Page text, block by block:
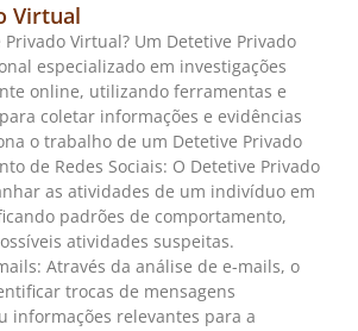
Virtual
Virtual? Um Detetive Privado
especializado em investigações
online, utilizando ferramentas e
coletar informações e evidências
o trabalho de um Detetive Privado
de Redes Sociais: O Detetive Privado
as atividades de um indivíduo em
padrões de comportamento,
atividades suspeitas.
Através da análise de e-mails, o
trocas de mensagens
informações relevantes para a